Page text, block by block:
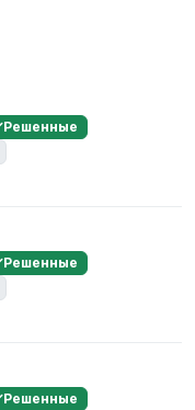
Решенные
Решенные
Решенные